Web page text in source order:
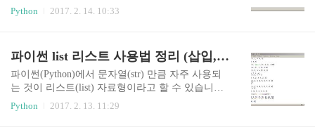
집합 add, remove, discard, pop, clear, copy 함수 (삽
경이 가능(mutable)하고 튜플은 불가능(immutable)
하다는 것입니다. 그래서 튜플로 할 수 있는 일은
를 사용하여 만든다.순서가 있는 자료형이라 인덱
스와 슬라이싱 사용이 가능 빈 튜플 만들기t = tuple
() 또는 t = () 원소가 하나인 튜플 만들기t = (1, ) 또
수 count(값) - 전달한 값이 튜플 속에 몇 개 있는지
Python 2017. 2. 14. 10:33
파이썬 list 리스트 사용법 정리 (삽입, 삭제, 정렬)
파이썬(Python)에서 문자열(str) 만큼 자주 사용되
는 것이 리스트(list) 자료형이라고 할 수 있습니다.
이번에는 리스트 사용법을 정리해보겠습니다. 파
이썬 리스트(list) 사용법과 특징 정리 L = [1, 2, 3,
Python 2017. 2. 13. 11:29